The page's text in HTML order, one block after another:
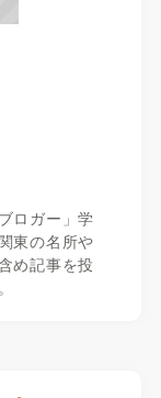
ロガー」学
東の名所や
め記事を投